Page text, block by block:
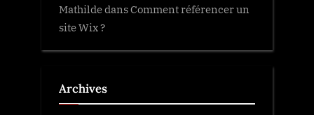
MathildedansComment référencer un
site Wix ?
Archives